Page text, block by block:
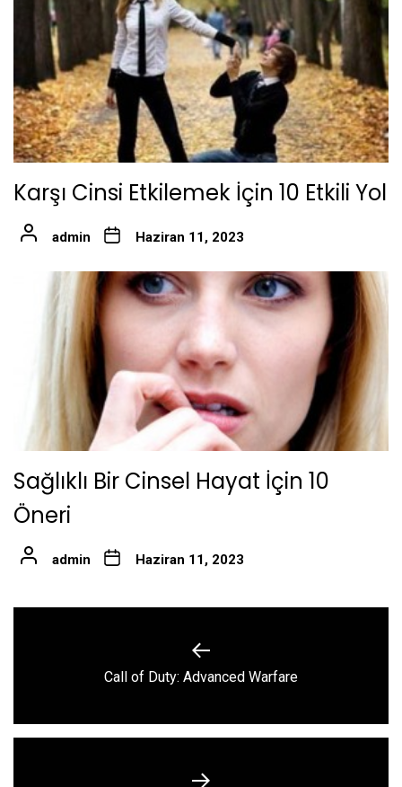
Karşı Cinsi Etkilemek İçin 10 Etkili Yol
admin Haziran 11, 2023
Sağlıklı Bir Cinsel Hayat İçin 10
Öneri
admin Haziran 11, 2023
Previous
Call of Duty: Advanced Warfare